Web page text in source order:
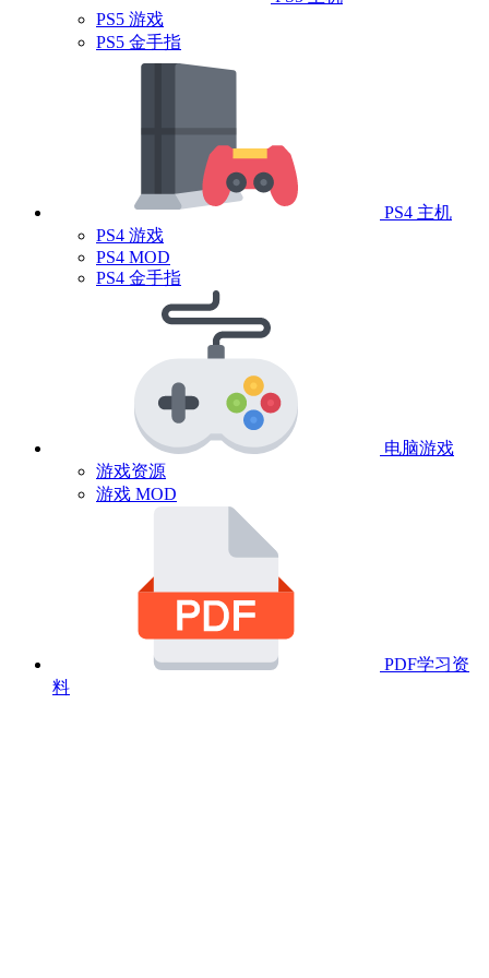
PS5 游戏
PS5 金手指
PS4 主机
PS4 游戏
PS4 MOD
PS4 金手指
电脑游戏
游戏资源
游戏 MOD
PDF学习资
料